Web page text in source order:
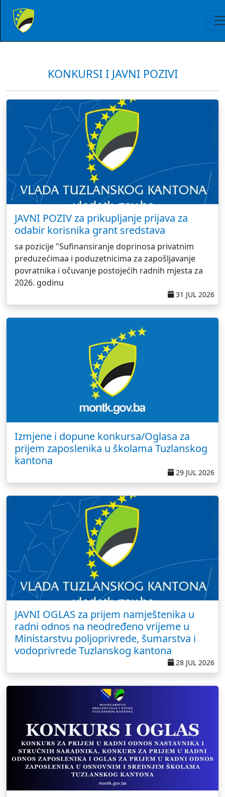
KONKURSI I JAVNI POZIVI
JAVNI POZIV za prikupljanje prijava za
odabir korisnika grant sredstava
sa pozicije "Sufinansiranje doprinosa privatnim
preduzećimaa i poduzetnicima za zapošljavanje
povratnika i očuvanje postojećih radnih mjesta za
2026. godinu
31 JUL 2026
Izmjene i dopune konkursa/Oglasa za
prijem zaposlenika u školama Tuzlanskog
kantona
29 JUL 2026
JAVNI OGLAS za prijem namještenika u
radni odnos na neodređeno vrijeme u
Ministarstvu poljoprivrede, šumarstva i
vodoprivrede Tuzlanskog kantona
28 JUL 2026